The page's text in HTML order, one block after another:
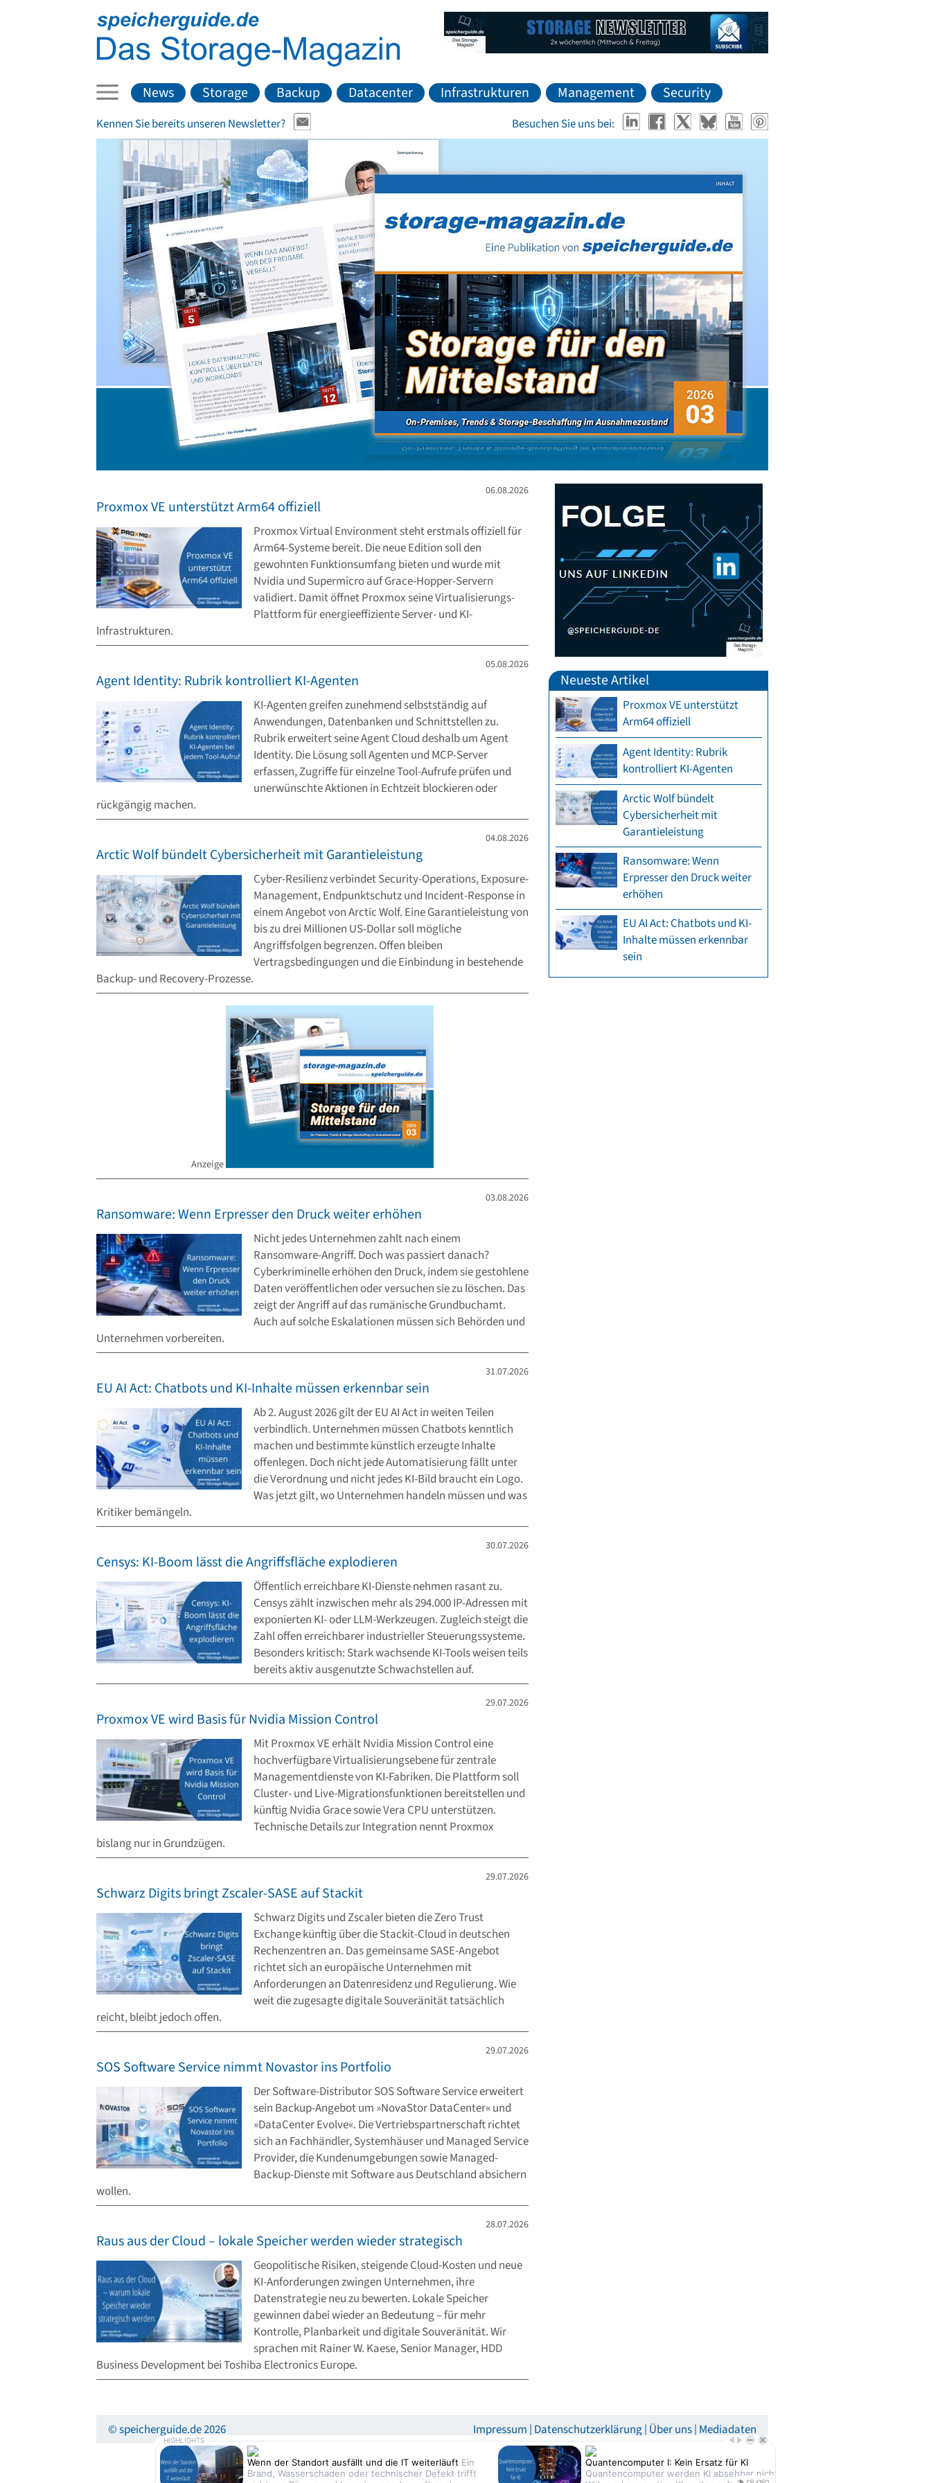
News Storage Backup Datacenter Infrastrukturen Management Security
Kennen Sie bereits unseren Newsletter? Besuchen Sie uns bei:
06.08.2026
Proxmox VE unterstützt Arm64 offiziell
Proxmox Virtual Environment steht erstmals offiziell für
Arm64-Systeme bereit. Die neue Edition soll den
gewohnten Funktionsumfang bieten und wurde mit
Nvidia und Supermicro auf Grace-Hopper-Servern
validiert. Damit öffnet Proxmox seine Virtualisierungs-
Plattform für energieeffiziente Server- und KI-
Infrastrukturen.
05.08.2026
Agent Identity: Rubrik kontrolliert KI-Agenten
KI-Agenten greifen zunehmend selbstständig auf
Anwendungen, Datenbanken und Schnittstellen zu.
Rubrik erweitert seine Agent Cloud deshalb um Agent
Identity. Die Lösung soll Agenten und MCP-Server
erfassen, Zugriffe für einzelne Tool-Aufrufe prüfen und
unerwünschte Aktionen in Echtzeit blockieren oder
rückgängig machen.
04.08.2026
Arctic Wolf bündelt Cybersicherheit mit Garantieleistung
Cyber-Resilienz verbindet Security-Operations, Exposure-
Management, Endpunktschutz und Incident-Response in
einem Angebot von Arctic Wolf. Eine Garantieleistung von
bis zu drei Millionen US-Dollar soll mögliche
Angriffsfolgen begrenzen. Offen bleiben
Vertragsbedingungen und die Einbindung in bestehende
Backup- und Recovery-Prozesse.
Anzeige
03.08.2026
Ransomware: Wenn Erpresser den Druck weiter erhöhen
Nicht jedes Unternehmen zahlt nach einem
Ransomware-Angriff. Doch was passiert danach?
Cyberkriminelle erhöhen den Druck, indem sie gestohlene
Daten veröffentlichen oder versuchen sie zu löschen. Das
zeigt der Angriff auf das rumänische Grundbuchamt.
Auch auf solche Eskalationen müssen sich Behörden und
Unternehmen vorbereiten.
31.07.2026
EU AI Act: Chatbots und KI-Inhalte müssen erkennbar sein
Ab 2. August 2026 gilt der EU AI Act in weiten Teilen
verbindlich. Unternehmen müssen Chatbots kenntlich
machen und bestimmte künstlich erzeugte Inhalte
offenlegen. Doch nicht jede Automatisierung fällt unter
die Verordnung und nicht jedes KI-Bild braucht ein Logo.
Was jetzt gilt, wo Unternehmen handeln müssen und was
Kritiker bemängeln.
30.07.2026
Censys: KI-Boom lässt die Angriffsfläche explodieren
Öffentlich erreichbare KI-Dienste nehmen rasant zu.
Censys zählt inzwischen mehr als 294.000 IP-Adressen mit
exponierten KI- oder LLM-Werkzeugen. Zugleich steigt die
Zahl offen erreichbarer industrieller Steuerungssysteme.
Besonders kritisch: Stark wachsende KI-Tools weisen teils
bereits aktiv ausgenutzte Schwachstellen auf.
29.07.2026
Proxmox VE wird Basis für Nvidia Mission Control
Mit Proxmox VE erhält Nvidia Mission Control eine
hochverfügbare Virtualisierungsebene für zentrale
Managementdienste von KI-Fabriken. Die Plattform soll
Cluster- und Live-Migrationsfunktionen bereitstellen und
künftig Nvidia Grace sowie Vera CPU unterstützen.
Technische Details zur Integration nennt Proxmox
bislang nur in Grundzügen.
29.07.2026
Schwarz Digits bringt Zscaler-SASE auf Stackit
Schwarz Digits und Zscaler bieten die Zero Trust
Exchange künftig über die Stackit-Cloud in deutschen
Rechenzentren an. Das gemeinsame SASE-Angebot
richtet sich an europäische Unternehmen mit
Anforderungen an Datenresidenz und Regulierung. Wie
weit die zugesagte digitale Souveränität tatsächlich
reicht, bleibt jedoch offen.
29.07.2026
SOS Software Service nimmt Novastor ins Portfolio
Der Software-Distributor SOS Software Service erweitert
sein Backup-Angebot um »NovaStor DataCenter« und
»DataCenter Evolve«. Die Vertriebspartnerschaft richtet
sich an Fachhändler, Systemhäuser und Managed Service
Provider, die Kundenumgebungen sowie Managed-
Backup-Dienste mit Software aus Deutschland absichern
wollen.
28.07.2026
Raus aus der Cloud – lokale Speicher werden wieder strategisch
Geopolitische Risiken, steigende Cloud-Kosten und neue
KI-Anforderungen zwingen Unternehmen, ihre
Datenstrategie neu zu bewerten. Lokale Speicher
gewinnen dabei wieder an Bedeutung – für mehr
Kontrolle, Planbarkeit und digitale Souveränität. Wir
sprachen mit Rainer W. Kaese, Senior Manager, HDD
Business Development bei Toshiba Electronics Europe.
Neueste Artikel
Proxmox VE unterstützt
Arm64 offiziell
Agent Identity: Rubrik
kontrolliert KI-Agenten
Arctic Wolf bündelt
Cybersicherheit mit
Garantieleistung
Ransomware: Wenn
Erpresser den Druck weiter
erhöhen
EU AI Act: Chatbots und KI-
Inhalte müssen erkennbar
sein
© speicherguide.de 2026 Impressum Datenschutzerklärung Über uns Mediadaten